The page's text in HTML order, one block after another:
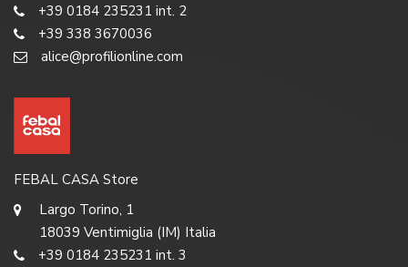
+39 0184 235231 int. 2
+39 338 3670036
alice@profilionline.com
FEBAL CASA Store
Largo Torino, 1
18039 Ventimiglia (IM) Italia
+39 0184 235231 int. 3